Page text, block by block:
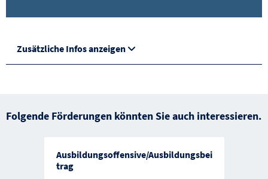
Zusätzliche Infos anzeigen
Folgende Förderungen könnten Sie auch interessieren.
Ausbildungsoffensive/Ausbildungsbei
trag